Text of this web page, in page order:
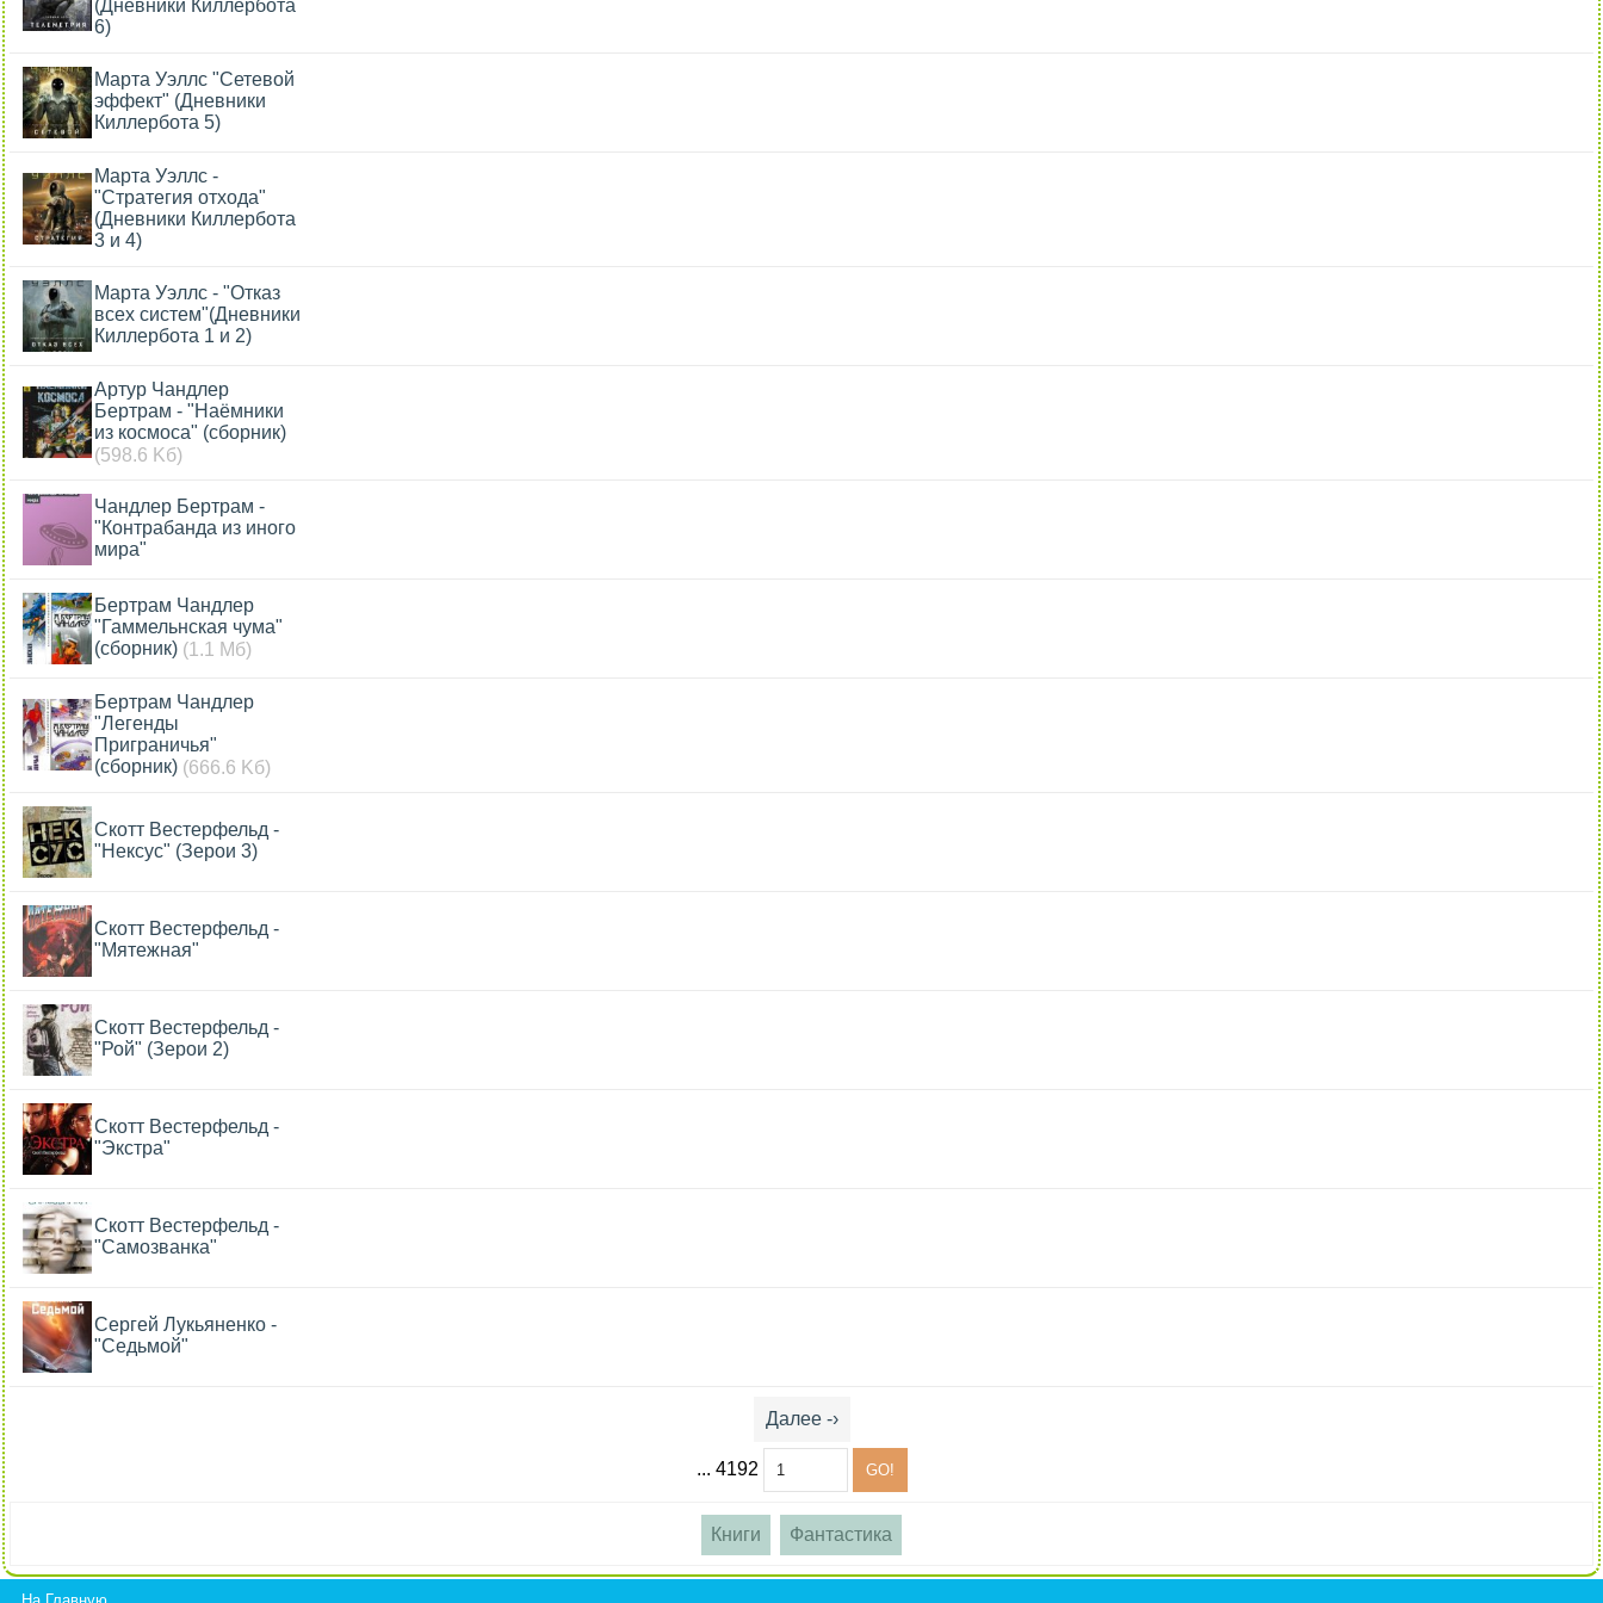
(Дневники Киллербота
6)
Марта Уэллс "Сетевой
эффект" (Дневники
Киллербота 5)
Марта Уэллс -
"Стратегия отхода"
(Дневники Киллербота
3 и 4)
Марта Уэллс - "Отказ
всех систем"(Дневники
Киллербота 1 и 2)
Артур Чандлер
Бертрам - "Наёмники
из космоса" (сборник)
(598.6 Kб)
Чандлер Бертрам -
"Контрабанда из иного
мира"
Бертрам Чандлер
"Гаммельнская чума"
(сборник) (1.1 Мб)
Бертрам Чандлер
"Легенды
Приграничья"
(сборник) (666.6 Kб)
Скотт Вестерфельд -
"Нексус" (Зерои 3)
Скотт Вестерфельд -
"Мятежная"
Скотт Вестерфельд -
"Рой" (Зерои 2)
Скотт Вестерфельд -
"Экстра"
Скотт Вестерфельд -
"Самозванка"
Сергей Лукьяненко -
"Седьмой"
Далее -›
... 4192
Книги Фантастика